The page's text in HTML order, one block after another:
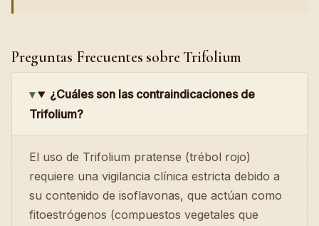
Preguntas Frecuentes sobre Trifolium
¿Cuáles son las contraindicaciones de
Trifolium?
El uso de Trifolium pratense (trébol rojo)
requiere una vigilancia clínica estricta debido a
su contenido de isoflavonas, que actúan como
fitoestrógenos (compuestos vegetales que